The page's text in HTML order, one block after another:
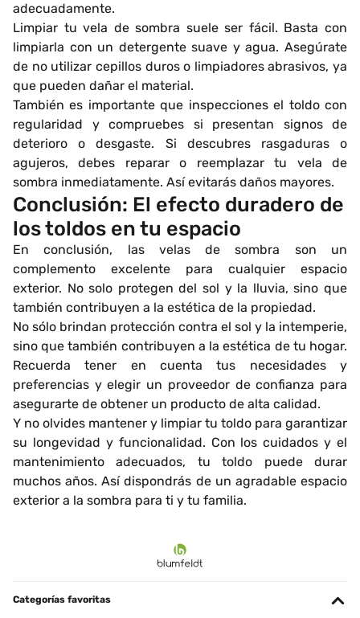
adecuadamente.
Limpiar tu vela de sombra suele ser fácil. Basta con
limpiarla con un detergente suave y agua. Asegúrate
de no utilizar cepillos duros o limpiadores abrasivos, ya
que pueden dañar el material.
También es importante que inspecciones el toldo con
regularidad y compruebes si presentan signos de
deterioro o desgaste. Si descubres rasgaduras o
agujeros, debes reparar o reemplazar tu vela de
sombra inmediatamente. Así evitarás daños mayores.
Conclusión: El efecto duradero de
los toldos en tu espacio
En conclusión, las velas de sombra son un
complemento excelente para cualquier espacio
exterior. No solo protegen del sol y la lluvia, sino que
también contribuyen a la estética de la propiedad.
No sólo brindan protección contra el sol y la intemperie,
sino que también contribuyen a la estética de tu hogar.
Recuerda tener en cuenta tus necesidades y
preferencias y elegir un proveedor de confianza para
asegurarte de obtener un producto de alta calidad.
Y no olvides mantener y limpiar tu toldo para garantizar
su longevidad y funcionalidad. Con los cuidados y el
mantenimiento adecuados, tu toldo puede durar
muchos años. Así dispondrás de un agradable espacio
exterior a la sombra para ti y tu familia.
Categorías favoritas